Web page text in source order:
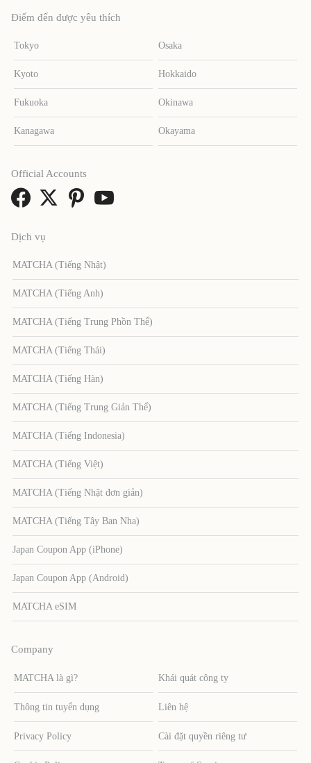
Điểm đến được yêu thích
Tokyo Osaka
Kyoto Hokkaido
Fukuoka Okinawa
Kanagawa Okayama
Dịch vụ
MATCHA (Tiếng Nhật)
MATCHA (Tiếng Anh)
MATCHA (Tiếng Trung Phồn Thể)
MATCHA (Tiếng Thái)
MATCHA (Tiếng Hàn)
MATCHA (Tiếng Trung Giản Thể)
MATCHA (Tiếng Indonesia)
MATCHA (Tiếng Việt)
MATCHA (Tiếng Nhật đơn giản)
MATCHA (Tiếng Tây Ban Nha)
Japan Coupon App (iPhone)
Japan Coupon App (Android)
MATCHA eSIM
Company
MATCHA là gì? Khái quát công ty
Thông tin tuyển dụng Liên hệ
Privacy Policy Cài đặt quyền riêng tư
Official Accounts